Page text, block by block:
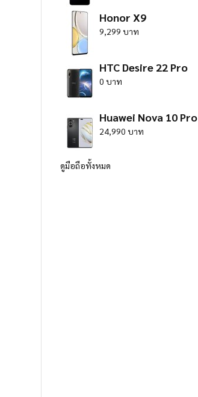
Honor X9
9,299 บาท
HTC Desire 22 Pro
0 บาท
Huawei Nova 10 Pro
24,990 บาท
ดูมือถือทั้งหมด